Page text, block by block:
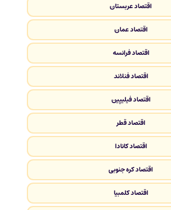
اقتصاد عربستان
اقتصاد عمان
اقتصاد فرانسه
اقتصاد فنلاند
اقتصاد فیلیپین
اقتصاد قطر
اقتصاد کانادا
اقتصاد کره جنوبی
اقتصاد کلمبیا